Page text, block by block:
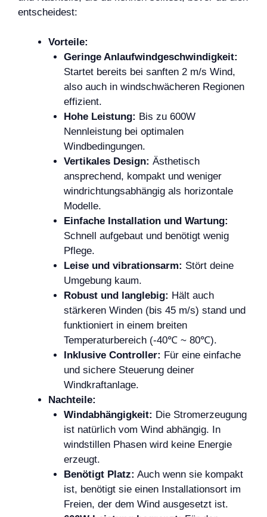
entscheidest:
Vorteile:
Geringe Anlaufwindgeschwindigkeit:
Startet bereits bei sanften 2 m/s Wind,
also auch in windschwächeren Regionen
effizient.
Hohe Leistung: Bis zu 600W
Nennleistung bei optimalen
Windbedingungen.
Vertikales Design: Ästhetisch
ansprechend, kompakt und weniger
windrichtungsabhängig als horizontale
Modelle.
Einfache Installation und Wartung:
Schnell aufgebaut und benötigt wenig
Pflege.
Leise und vibrationsarm: Stört deine
Umgebung kaum.
Robust und langlebig: Hält auch
stärkeren Winden (bis 45 m/s) stand und
funktioniert in einem breiten
Temperaturbereich (-40℃ ~ 80℃).
Inklusive Controller: Für eine einfache
und sichere Steuerung deiner
Windkraftanlage.
Nachteile:
Windabhängigkeit: Die Stromerzeugung
ist natürlich vom Wind abhängig. In
windstillen Phasen wird keine Energie
erzeugt.
Benötigt Platz: Auch wenn sie kompakt
ist, benötigt sie einen Installationsort im
Freien, der dem Wind ausgesetzt ist.